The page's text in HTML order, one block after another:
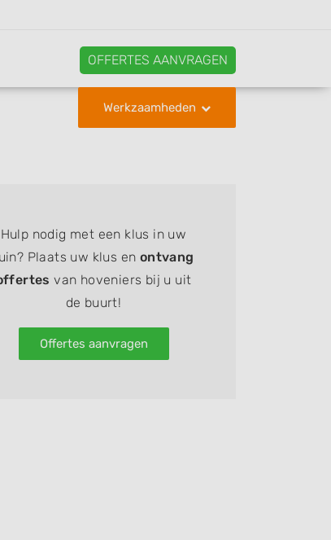
OFFERTES AANVRAGEN
Werkzaamheden
Hulp nodig met een klus in uw
Plaats uw klus en ontvang
van hoveniers bij u uit
de buurt!
Offertes aanvragen